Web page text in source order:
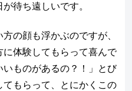
待ち遠しいです。
の顔も浮かぶのですが、
体験してもらって喜んで
いものがあるの？！」とび
もらって、とにかくこの